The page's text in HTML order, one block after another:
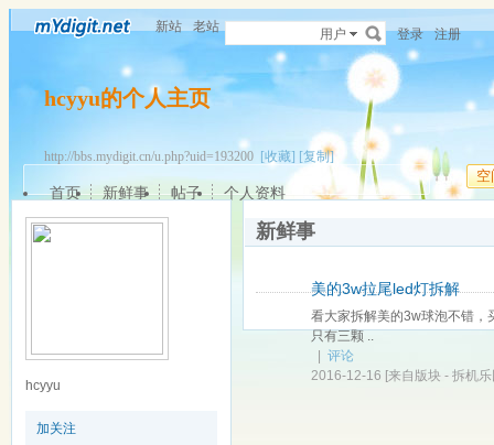
新站 老站 用户 登录 注册
hcyyu的个人主页
http://bbs.mydigit.cn/u.php?uid=193200 [收藏] [复制]
空
首页 新鲜事 帖子 个人资料
hcyyu
加关注
新鲜事
美的3w拉尾led灯拆解
看大家拆解美的3w球泡不错，
只有三颗 ..
| 评论
2016-12-16 [来自版块 - 拆机